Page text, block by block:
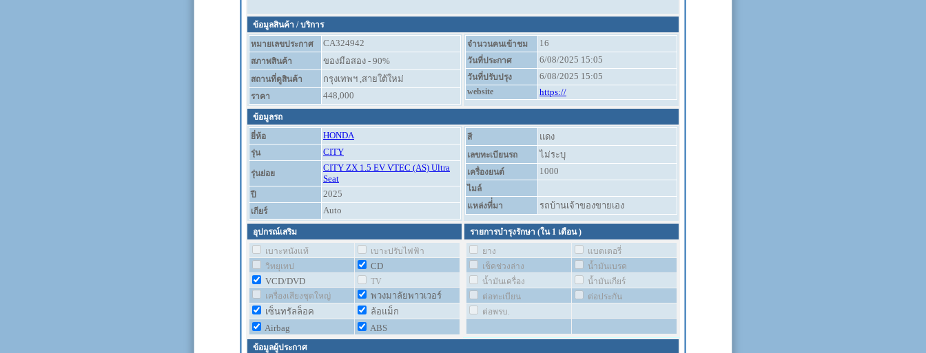
ข้อมูลสินค้า / บริการ
หมายเลขประกาศ
CA324942
สภาพสินค้า ของมือสอง - 90%
สถานที่ดูสินค้า กรุงเทพฯ ,สายใต้ใหม่
ราคา 448,000
จำนวนคนเข้าชม 16
วันที่ประกาศ 6/08/2025 15:05
วันที่ปรับปรุง 6/08/2025 15:05
website https://
ข้อมูลรถ
ยี่ห้อ
HONDA
รุ่น CITY
รุ่นย่อย
CITY ZX 1.5 EV VTEC (AS) Ultra
Seat
ปี 2025
เกียร์ Auto
สี แดง
เลขทะเบียนรถ ไม่ระบุ
เครื่องยนต์ 1000
ไมล์
แหล่งที่่มา
รถบ้านเจ้าของขายเอง
อุปกรณ์เสริม
เบาะหนังแท้
เบาะปรับไฟฟ้า
วิทยุเทป
CD
VCD/DVD
TV
เครื่องเสียงชุดใหญ่
พวงมาลัยพาวเวอร์
เซ็นทรัลล็อค
ล้อแม็ก
Airbag
ABS
รายการบำรุงรักษา (ใน 1 เดือน)
ยาง
แบตเตอรี่
เช็คช่วงล่าง
น้ำมันเบรค
น้ำมันเครื่อง
น้ำมันเกียร์
ต่อทะเบียน
ต่อประกัน
ต่อพรบ.
ข้อมูลผู้ประกาศ